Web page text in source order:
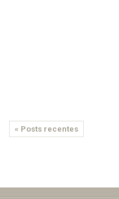
« Posts recentes